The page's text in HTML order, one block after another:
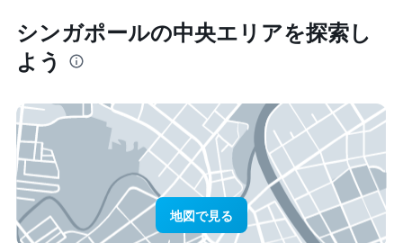
シンガポール​の中央エリア​を探索し
よう
地図で見る